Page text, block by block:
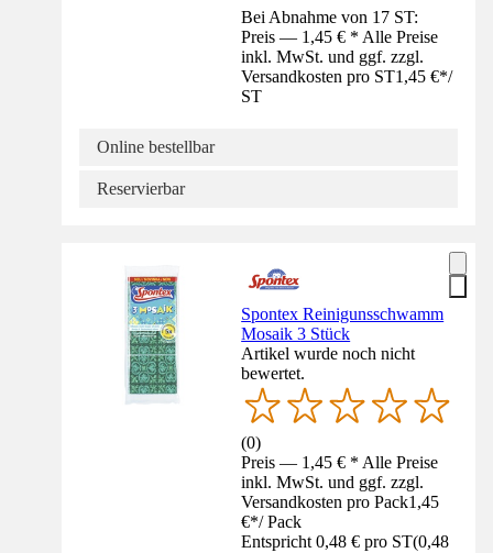
Bei Abnahme von 17 ST:
Preis — 1,45 € * Alle Preise
inkl. MwSt. und ggf. zzgl.
Versandkosten pro ST1,45 €*/
ST
Online bestellbar
Reservierbar
Spontex Reinigunsschwamm
Mosaik 3 Stück
Artikel wurde noch nicht
bewertet.
(0)
Preis — 1,45 € * Alle Preise
inkl. MwSt. und ggf. zzgl.
Versandkosten pro Pack1,45
€*/ Pack
Entspricht 0,48 € pro ST(0,48